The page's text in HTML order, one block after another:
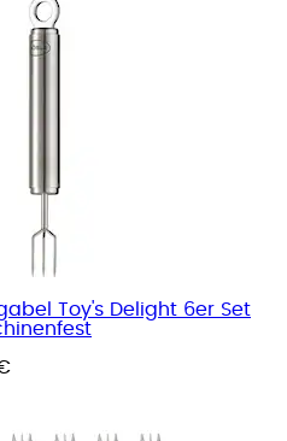
Toy's Delight 6er Set